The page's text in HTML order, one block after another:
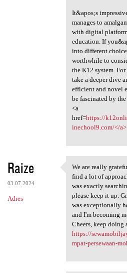
It&apos;s
manages to
with digital
education. If
into different
worthwhile to
the K12 system.
take a deeper dive
efficient and novel
be fascinated by
<a
href=https://
inechool9.com/</a>
Raize
03.07.2024
Adres
We are really
We are really
find a lot of
was exactly
please keep it up.
was exceptionally
and I'm becoming
Cheers, keep doing
https://
mpat-persewaan-